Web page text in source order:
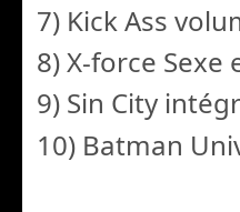
7) Kick Ass
8) X-force Sexe
9) Sin City
10) Batman